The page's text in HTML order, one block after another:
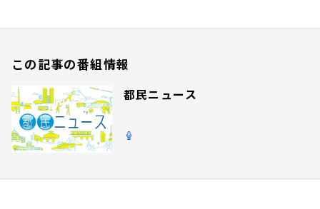
この記事の番組情報
都民ニュース